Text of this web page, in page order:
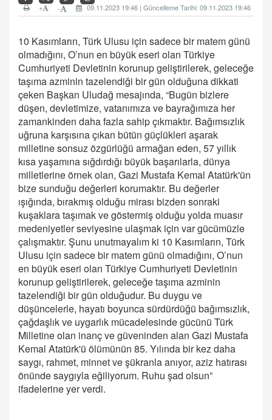
09.11.2023 19:46 | Güncelleme Tarihi: 09.11.2023 19:46
-
+
10 Kasımların, Türk Ulusu için sadece bir matem günü
olmadığını, O’nun en büyük eseri olan Türkiye
Cumhuriyeti Devletinin korunup geliştirilerek, geleceğe
taşıma azminin tazelendiği bir gün olduğuna dikkati
çeken Başkan Uludağ mesajında, “Bugün bizlere
düşen, devletimize, vatanımıza ve bayrağımıza her
zamankinden daha fazla sahip çıkmaktır. Bağımsızlık
uğruna karşısına çıkan bütün güçlükleri aşarak
milletine sonsuz özgürlüğü armağan eden, 57 yıllık
kısa yaşamına sığdırdığı büyük başarılarla, dünya
milletlerine örnek olan, Gazi Mustafa Kemal Atatürk'ün
bize sunduğu değerleri korumaktır. Bu değerler
ışığında, bırakmış olduğu mirası bizden sonraki
kuşaklara taşımak ve göstermiş olduğu yolda muasır
medeniyetler seviyesine ulaşmak için var gücümüzle
çalışmaktır. Şunu unutmayalım ki 10 Kasımların, Türk
Ulusu için sadece bir matem günü olmadığını, O’nun
en büyük eseri olan Türkiye Cumhuriyeti Devletinin
korunup geliştirilerek, geleceğe taşıma azminin
tazelendiği bir gün olduğudur. Bu duygu ve
düşüncelerle, hayatı boyunca sürdürdüğü bağımsızlık,
çağdaşlık ve uygarlık mücadelesinde gücünü Türk
Milletine olan inanç ve güveninden alan Gazi Mustafa
Kemal Atatürk'ü ölümünün 85. Yılında bir kez daha
saygı, rahmet, minnet ve şükranla anıyor, aziz hatırası
önünde saygıyla eğiliyorum. Ruhu şad olsun”
ifadelerine yer verdi.